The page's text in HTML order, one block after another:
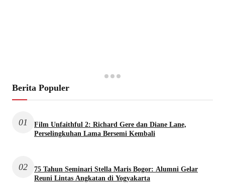
Berita Populer
01
Film Unfaithful 2: Richard Gere dan Diane Lane,
Perselingkuhan Lama Bersemi Kembali
02
75 Tahun Seminari Stella Maris Bogor: Alumni Gelar
Reuni Lintas Angkatan di Yogyakarta